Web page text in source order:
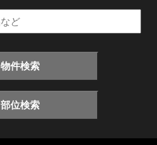
物件検索
部位検索